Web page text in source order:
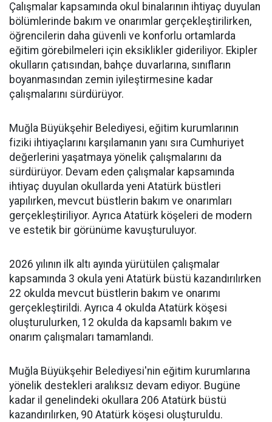
Çalışmalar kapsamında okul binalarının ihtiyaç duyulan
bölümlerinde bakım ve onarımlar gerçekleştirilirken,
öğrencilerin daha güvenli ve konforlu ortamlarda
eğitim görebilmeleri için eksiklikler gideriliyor. Ekipler
okulların çatısından, bahçe duvarlarına, sınıfların
boyanmasından zemin iyileştirmesine kadar
çalışmalarını sürdürüyor.
Muğla Büyükşehir Belediyesi, eğitim kurumlarının
fiziki ihtiyaçlarını karşılamanın yanı sıra Cumhuriyet
değerlerini yaşatmaya yönelik çalışmalarını da
sürdürüyor. Devam eden çalışmalar kapsamında
ihtiyaç duyulan okullarda yeni Atatürk büstleri
yapılırken, mevcut büstlerin bakım ve onarımları
gerçekleştiriliyor. Ayrıca Atatürk köşeleri de modern
ve estetik bir görünüme kavuşturuluyor.
2026 yılının ilk altı ayında yürütülen çalışmalar
kapsamında 3 okula yeni Atatürk büstü kazandırılırken
22 okulda mevcut büstlerin bakım ve onarımı
gerçekleştirildi. Ayrıca 4 okulda Atatürk köşesi
oluşturulurken, 12 okulda da kapsamlı bakım ve
onarım çalışmaları tamamlandı.
Muğla Büyükşehir Belediyesi'nin eğitim kurumlarına
yönelik destekleri aralıksız devam ediyor. Bugüne
kadar il genelindeki okullara 206 Atatürk büstü
kazandırılırken, 90 Atatürk köşesi oluşturuldu.